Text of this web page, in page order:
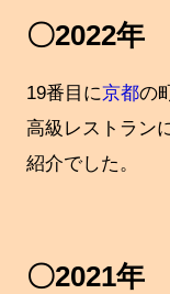
〇2022
19番目に京都の
高級レストラン
紹介でした。
〇2021